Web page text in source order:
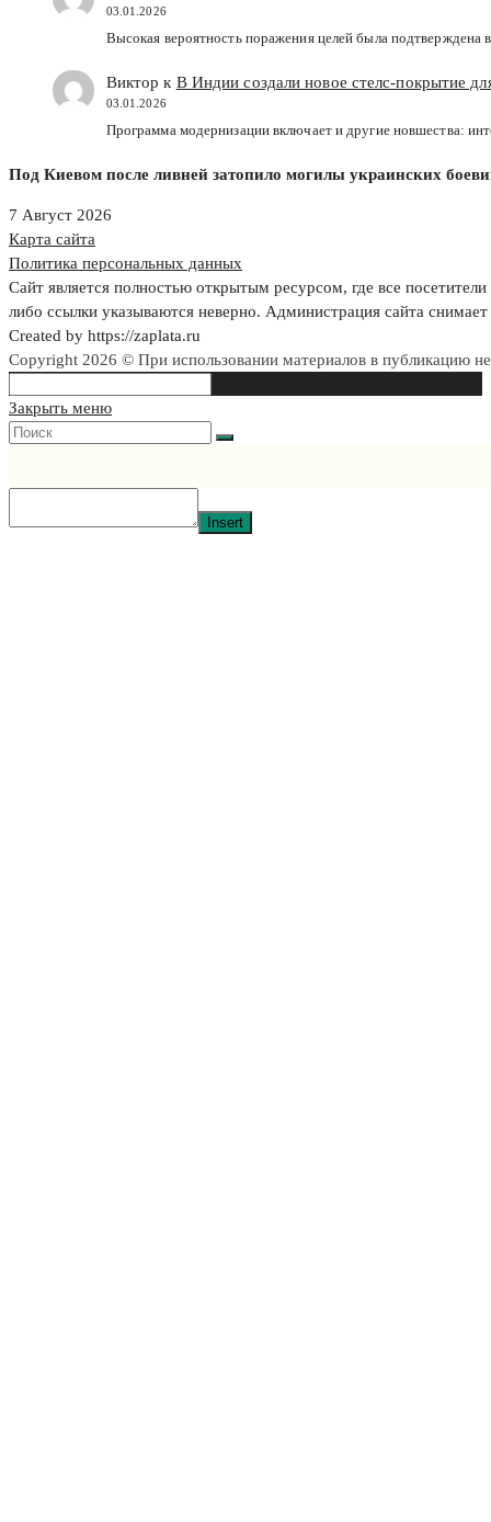
03.01.2026
Высокая вероятность поражения целей была
Виктор к В Индии создали новое стелс-покрытие
03.01.2026
Программа модернизации включает и другие новшества:
Под Киевом после ливней затопило могилы украинских
7 Август 2026
Карта сайта
Политика персональных данных
Сайт является полностью открытым ресурсом, где все
либо ссылки указываются неверно. Администрация сайта
Created by https://zaplata.ru
Copyright 2026 © При использовании материалов в публикацию
this
website
Закрыть меню
Insert